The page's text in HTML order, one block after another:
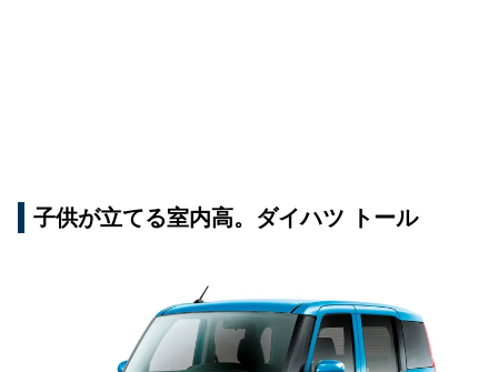
子供が立てる室内高。ダイハツ トール